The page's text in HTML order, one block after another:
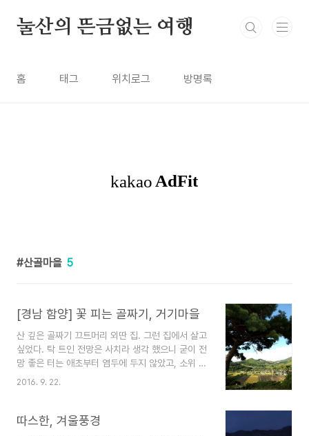
눌산의 뜬금없는 여행
홈 태그 위치로그 방명록
산골마을 5
[경남 함양] 꽃 피는 골짜기, 거기마을
산 깊은 골짜기 끄트머리 외딴 집. 그런 집에서 살고
싶었다. 탁 트인 전망은 사치라 생각 했으니 굳이 전
망 좋은 터는 애초부터 염두에 두지 않았고, 소위 말
하는 명당의 가장 기본 조건인 배산임수(背山臨水)
가는 길 하나와 사철 마르지 않는 작은 실개천 정도
2016. 9. 22.
따스한, 겨울풍경